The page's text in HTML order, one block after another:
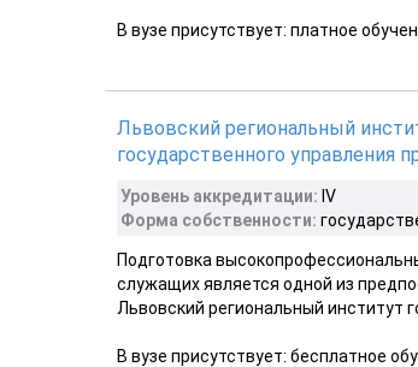
В вузе присутствует: платное
Львовский региональный
государственного управления
Уровень аккредитации: IV
Форма собственности:
Подготовка
служащих является одной из
Львовский региональный институт
В вузе присутствует: бесплатное